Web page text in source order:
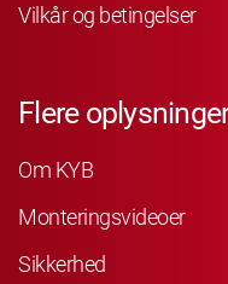
Vilkår og betingelser
Flere
Om KYB
Monteringsvideoer
Sikkerhed